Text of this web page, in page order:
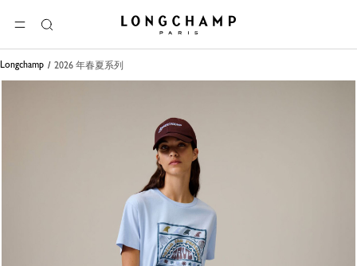
选单
搜
索
Longchamp - 主页
Longchamp 2026 年春夏系列